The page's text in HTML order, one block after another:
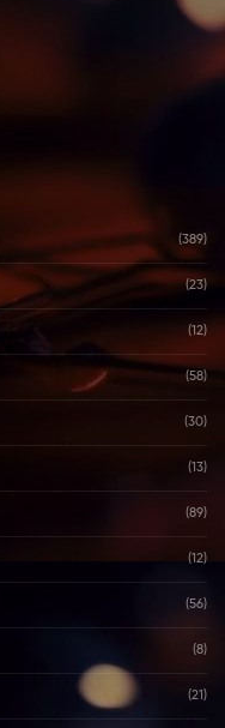
(389)
(23)
(12)
(58)
(30)
(13)
(89)
(12)
(56)
(8)
(21)